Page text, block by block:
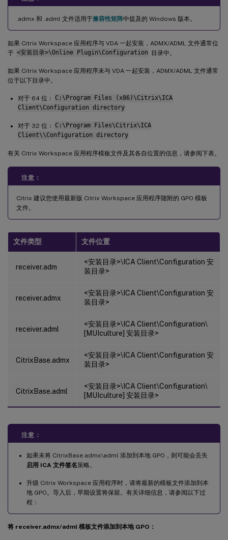
.admx 和 .adml 文件适用于兼容性矩阵中提及的 Windows 版本。
如果 Citrix Workspace 应用程序与 VDA 一起安装，ADMX/ADML 文件通常位
于 <安装目录>\Online Plugin\Configuration 目录中。
如果 Citrix Workspace 应用程序未与 VDA 一起安装，ADMX/ADML 文件通常
位于以下目录中。
对于 64 位：
C:\Program Files (x86)\Citrix\ICA
Client\Configuration directory
对于 32 位：
C:\Program Files\Citrix\ICA
Client\\Configuration directory
有关 Citrix Workspace 应用程序模板文件及其各自位置的信息，请参阅下表。
注意：
Citrix 建议您使用最新版 Citrix Workspace 应用程序随附的 GPO 模板
文件。
文件类型 文件位置
receiver.adm
<安装目录>\ICA Client\Configuration 安
装目录>
receiver.admx
<安装目录>\ICA Client\Configuration 安
装目录>
receiver.adml
<安装目录>\ICA Client\Configuration\
[MUIculture] 安装目录>
CitrixBase.admx
<安装目录>\ICA Client\Configuration 安
装目录>
CitrixBase.adml
<安装目录>\ICA Client\Configuration\
[MUIculture] 安装目录>
注意：
如果未将 CitrixBase.admx\adml 添加到本地 GPO，则可能会丢失
启用 ICA 文件签名策略。
升级 Citrix Workspace 应用程序时，请将最新的模板文件添加到本
地 GPO。导入后，早期设置将保留。有关详细信息，请参阅以下过
程：
将 receiver.admx/adml 模板文件添加到本地 GPO：